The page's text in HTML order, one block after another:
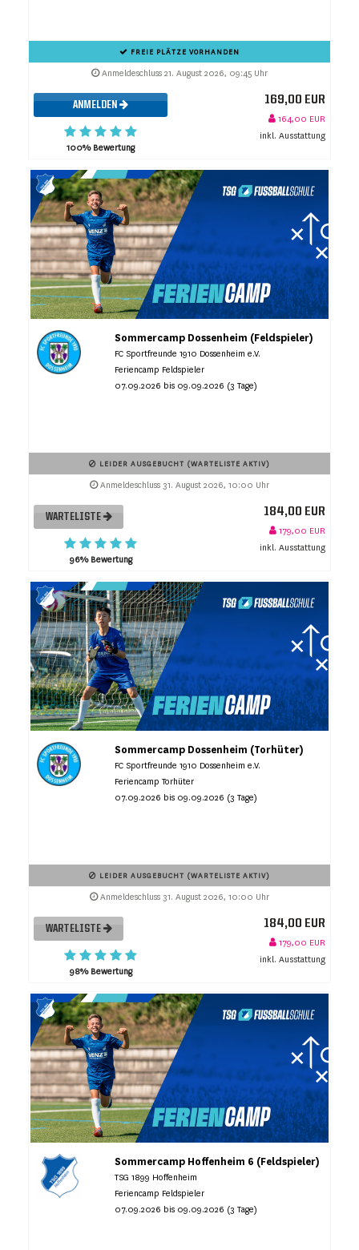
FREIE PLÄTZE VORHANDEN
Anmeldeschluss 21. August 2026, 09:45 Uhr
ANMELDEN
100% Bewertung
169,00 EUR
164,00 EUR
inkl. Ausstattung
Sommercamp Dossenheim (Feldspieler)
FC Sportfreunde 1910 Dossenheim e.V.
Feriencamp Feldspieler
07.09.2026 bis 09.09.2026 (3 Tage)
LEIDER AUSGEBUCHT (WARTELISTE AKTIV)
Anmeldeschluss 31. August 2026, 10:00 Uhr
WARTELISTE
96% Bewertung
184,00 EUR
179,00 EUR
inkl. Ausstattung
Sommercamp Dossenheim (Torhüter)
FC Sportfreunde 1910 Dossenheim e.V.
Feriencamp Torhüter
07.09.2026 bis 09.09.2026 (3 Tage)
LEIDER AUSGEBUCHT (WARTELISTE AKTIV)
Anmeldeschluss 31. August 2026, 10:00 Uhr
WARTELISTE
98% Bewertung
184,00 EUR
179,00 EUR
inkl. Ausstattung
Sommercamp Hoffenheim 6 (Feldspieler)
TSG 1899 Hoffenheim
Feriencamp Feldspieler
07.09.2026 bis 09.09.2026 (3 Tage)